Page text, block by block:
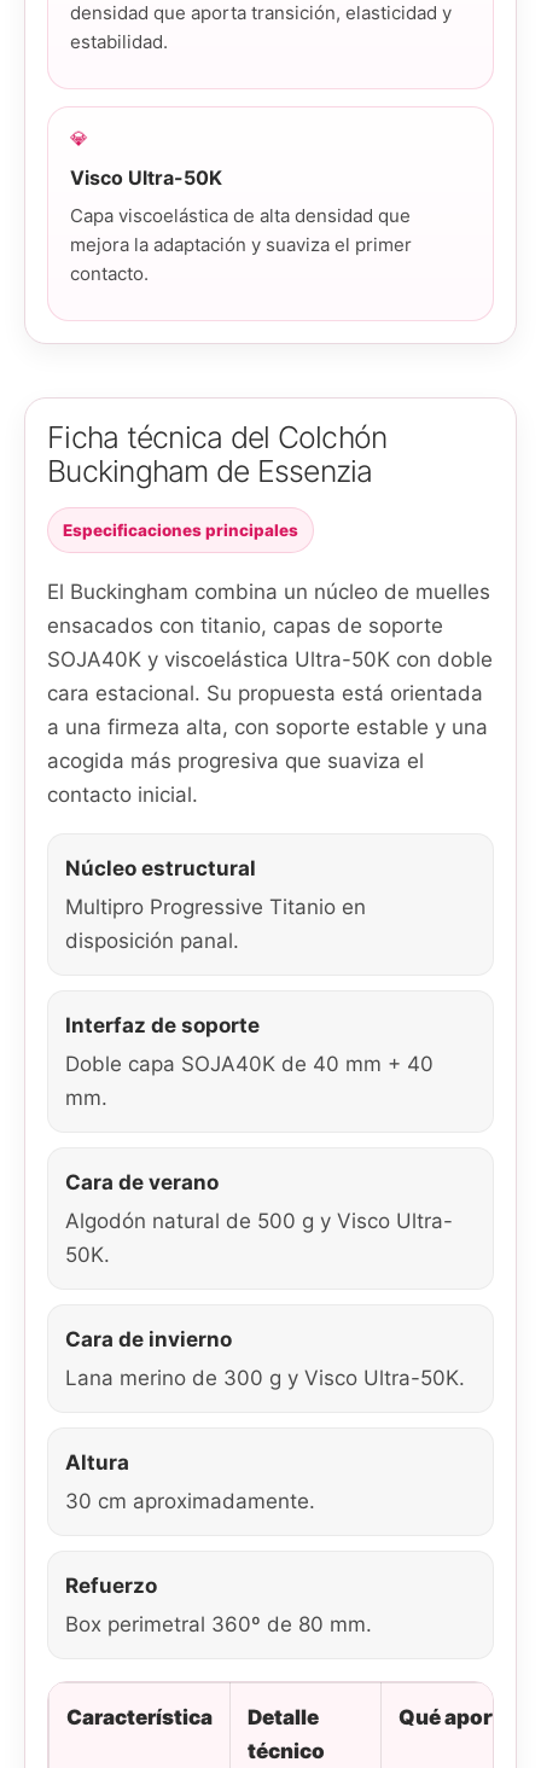
densidad que aporta transición, elasticidad y
estabilidad.
💎
Visco Ultra-50K
Capa viscoelástica de alta densidad que
mejora la adaptación y suaviza el primer
contacto.
Ficha técnica del Colchón
Buckingham de Essenzia
Especificaciones principales
El Buckingham combina un núcleo de muelles
ensacados con titanio, capas de soporte
SOJA40K y viscoelástica Ultra-50K con doble
cara estacional. Su propuesta está orientada
a una firmeza alta, con soporte estable y una
acogida más progresiva que suaviza el
contacto inicial.
Núcleo estructural
Multipro Progressive Titanio en
disposición panal.
Interfaz de soporte
Doble capa SOJA40K de 40 mm + 40
mm.
Cara de verano
Algodón natural de 500 g y Visco Ultra-
50K.
Cara de invierno
Lana merino de 300 g y Visco Ultra-50K.
Altura
30 cm aproximadamente.
Refuerzo
Box perimetral 360º de 80 mm.
Característica
Detalle
técnico
Qué aporta